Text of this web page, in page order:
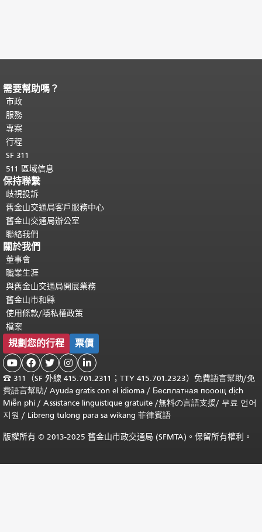
頁面內容結束。
都會重複顯示。
需要幫助嗎？
市政
服務
專案
行程
SF 311
511 區域信息
保持聯繫
歧視投訴
舊金山交通局客戶服務中心
舊金山交通局辦公室
聯絡我們
關於我們
董事會
職業生涯
與舊金山交通局開展業務
舊金山市和縣
使用條款/隱私權政策
檔案
規劃您的行程 票價
    
☎ 311（SF 外線 415.701.2311；TTY 415.701.2323）免費語言幫助/免
費語言幫助/ Ayuda gratis con el idioma / Бесплатная пооощ dịch
Miễn phí/ Assistance linguistique gratuite /無料の言語支援/ 무료 언어
지원 / Libreng tulong para sa wikang 菲律賓語
版權所有 © 2013-2025 舊金山市政交通局 (SFMTA)。保留所有權利。